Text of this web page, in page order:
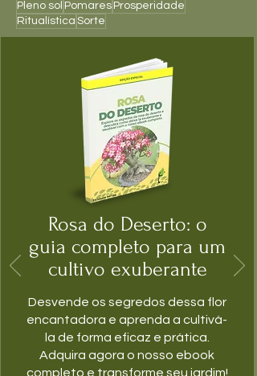
Pleno sol Pomares Prosperidade
Ritualística Sorte
Rosa do Deserto: o
guia completo para um
cultivo exuberante
Desvende os segredos dessa flor
encantadora e aprenda a cultivá-
la de forma eficaz e prática.
Adquira agora o nosso ebook
completo e transforme seu jardim!